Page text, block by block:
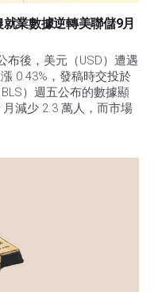
業數據逆轉美聯儲9月
布後，美元（USD）遭遇
0.43%，發稿時交投於
）週五公布的數據顯
減少 2.3 萬人，而市場